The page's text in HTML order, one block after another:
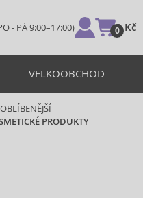
- PÁ 9:00–17:00) 0
0 Kč
VELKOOBCHOD
PRODUKTY